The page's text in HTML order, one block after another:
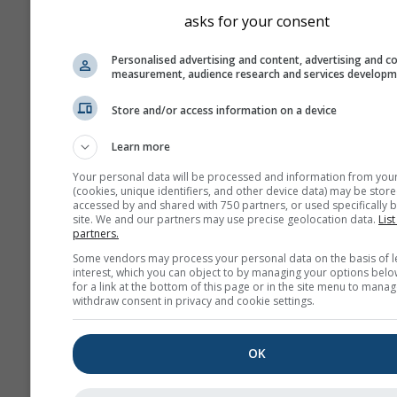
bft km/h
mph kn
Външен вид
Фон
С фонов цвят
Без фон: Тъмен
Без фон: Светъл
asks for your consent
Personalised advertising and content, advertising and
measurement, audience research and services
Store and/or access information on a device
Learn more
Your personal data will be processed and information from
(cookies, unique identifiers, and other device data) may be
accessed by and shared with 750 partners, or used specifically
site. We and our partners may use precise geolocation data.
partners.
Some vendors may process your personal data on the basis of
interest, which you can object to by managing your options
for a link at the bottom of this page or in the site menu to
withdraw consent in privacy and cookie settings.
OK